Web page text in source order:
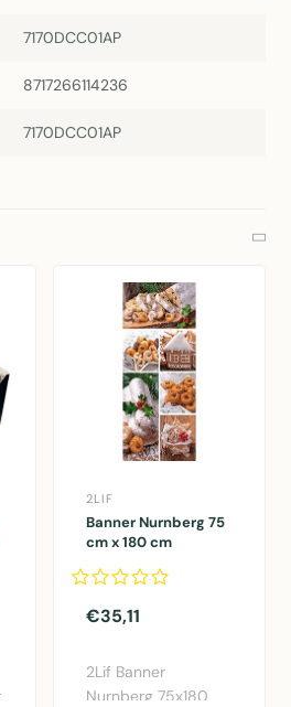
7170DCC01AP
8717266114236
7170DCC01AP
2LIF
Banner Nurnberg 75
cm x 180 cm
€35,11
2Lif Banner
Nurnberg 75x180